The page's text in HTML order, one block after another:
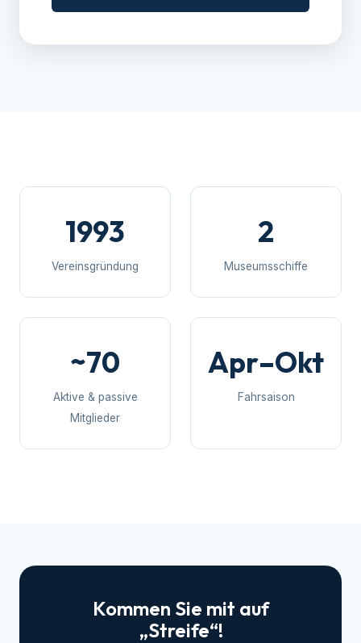
1993
Vereinsgründung
2
Museumsschiffe
~70
Aktive & passive
Mitglieder
Apr–Okt
Fahrsaison
Kommen Sie mit auf
„Streife“!